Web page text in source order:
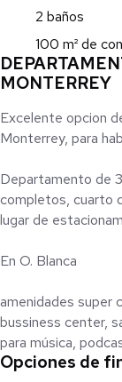
2 baños
100 m² de
MONTERREY
Excelente opcion
Monterrey, para
Departamento de
completos, cuarto
lugar de
En O. Blanca
amenidades super
bussiness center,
para música,
Opciones de